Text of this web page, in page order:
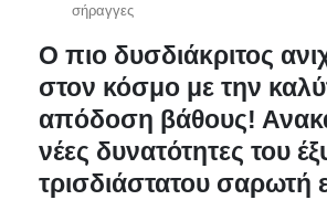
σήραγγες
Ο πιο δυσδιάκριτος
στον κόσμο με την
απόδοση βάθους!
νέες δυνατότητες του
τρισδιάστατου σαρωτή